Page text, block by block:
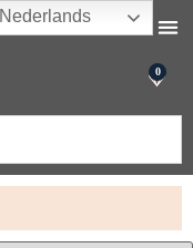
0
Nederlands